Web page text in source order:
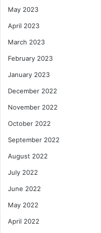
May 2023
April 2023
March 2023
February 2023
January 2023
December 2022
November 2022
October 2022
September 2022
August 2022
July 2022
June 2022
May 2022
April 2022